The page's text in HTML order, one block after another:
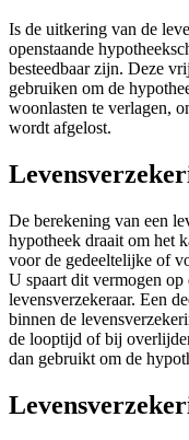
Is de uitkering van de
openstaande
besteedbaar zijn. Deze
gebruiken om de
woonlasten te verlagen,
wordt afgelost.
De berekening van een
hypotheek draait om het
voor de gedeeltelijke of
U spaart dit vermogen op
levensverzekeraar. Een
binnen de
de looptijd of bij
dan gebruikt om de